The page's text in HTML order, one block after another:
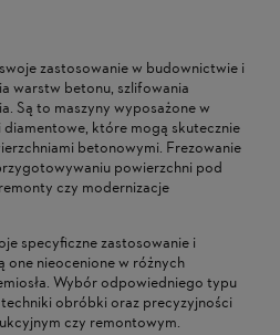
zastosowanie w budownictwie i
warstw betonu, szlifowania
Są to maszyny wyposażone w
diamentowe, które mogą skutecznie
betonowymi. Frezowanie
powierzchni pod
czy modernizacje
specyficzne zastosowanie i
one nieocenione w różnych
Wybór odpowiedniego typu
obróbki oraz precyzyjności
czy remontowym.